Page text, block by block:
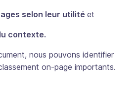
selon leur utilité et
contexte.
nous pouvons identifier
on-page importants.